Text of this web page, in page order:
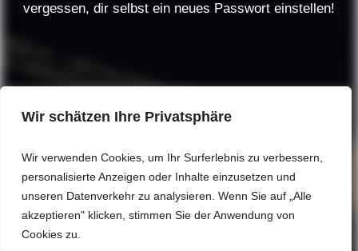
Wir schätzen Ihre Privatsphäre
Wir verwenden Cookies, um Ihr Surferlebnis zu verbessern,
personalisierte Anzeigen oder Inhalte einzusetzen und
unseren Datenverkehr zu analysieren. Wenn Sie auf „Alle
akzeptieren" klicken, stimmen Sie der Anwendung von
Cookies zu.
vergessen, dir selbst ein neues Passwort einstellen!